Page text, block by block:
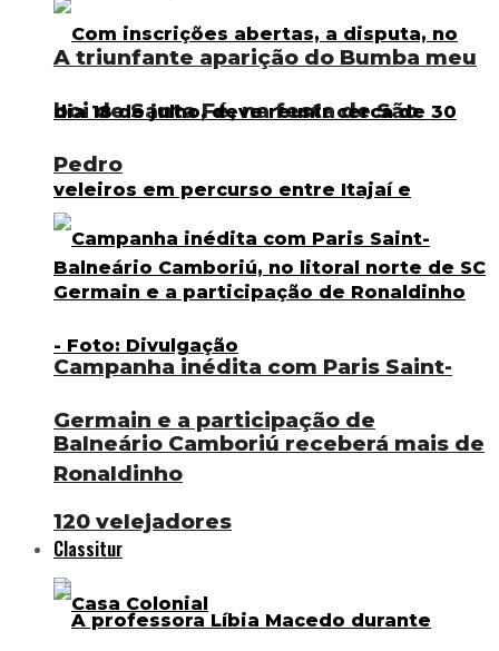
A triunfante aparição do Bumba meu
boi de Santa Fé, na festa de São
Pedro
Campanha inédita com Paris Saint-
Germain e a participação de
Ronaldinho
Classitur
Balneário Camboriú receberá mais de
120 velejadores